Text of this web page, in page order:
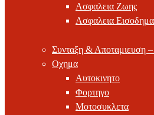
Ασφαλεια Ζωης
Ασφαλεια
Συνταξη & Αποταμιευση
Οχημα
Αυτοκινητο
Φορτηγο
Μοτοσυκλετα